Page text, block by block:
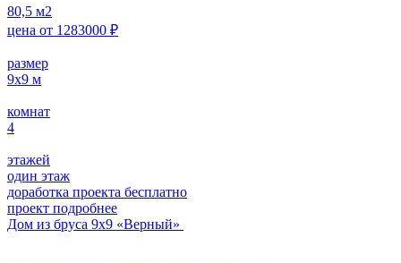
80,5 м2
цена от 1283000 ₽
размер
9х9 м
комнат
4
этажей
один этаж
доработка проекта бесплатно
проект подробнее
Дом из бруса 9х9 «Верный»